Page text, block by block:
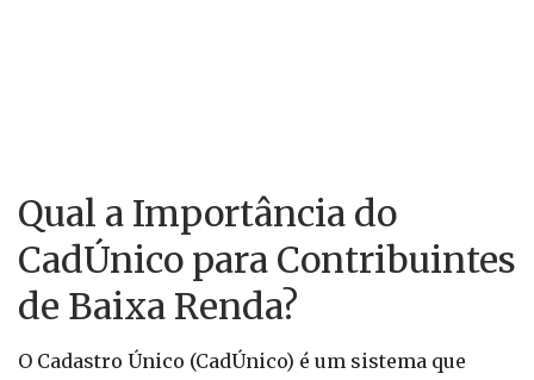
Qual a Importância do
CadÚnico para Contribuintes
de Baixa Renda?
O Cadastro Único (CadÚnico) é um sistema que